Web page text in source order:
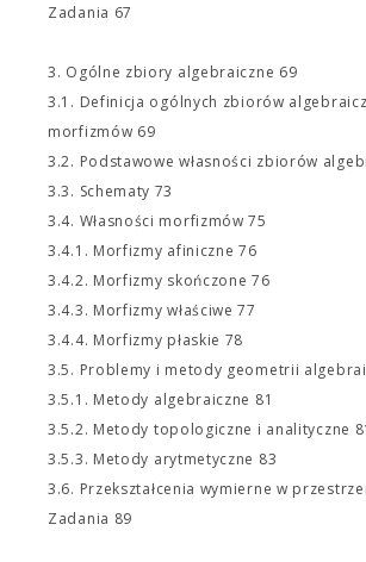
Zadania 67
3. Ogólne zbiory algebraiczne 69
3.1. Definicja ogólnych zbiorów
morfizmów 69
3.2. Podstawowe własności zbiorów
3.3. Schematy 73
3.4. Własności morfizmów 75
3.4.1. Morfizmy afiniczne 76
3.4.2. Morfizmy skończone 76
3.4.3. Morfizmy właściwe 77
3.4.4. Morfizmy płaskie 78
3.5. Problemy i metody geometrii
3.5.1. Metody algebraiczne 81
3.5.2. Metody topologiczne i analityczne
3.5.3. Metody arytmetyczne 83
3.6. Przekształcenia wymierne w
Zadania 89